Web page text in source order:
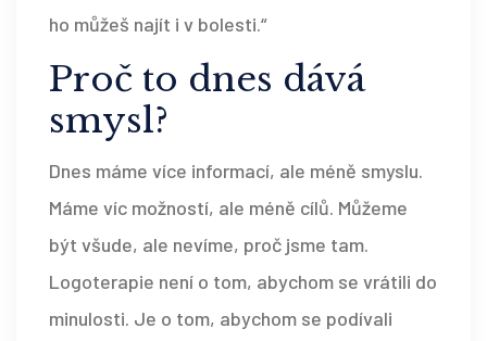
ho můžeš najít i v bolesti.“
Proč to dnes dává
smysl?
Dnes máme více informací, ale méně smyslu.
Máme víc možností, ale méně cílů. Můžeme
být všude, ale nevíme, proč jsme tam.
Logoterapie není o tom, abychom se vrátili do
minulosti. Je o tom, abychom se podívali